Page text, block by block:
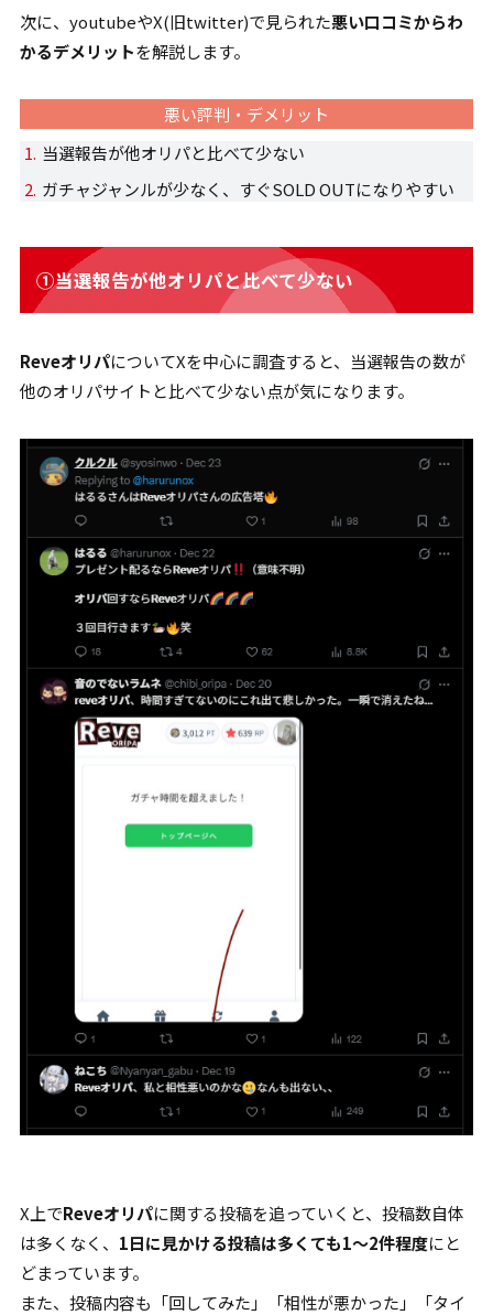
次に、youtubeやX(旧twitter)で見られた悪い口コミからわ
かるデメリットを解説します。
悪い評判・デメリット
当選報告が他オリパと比べて少ない
ガチャジャンルが少なく、すぐSOLD OUTになりやすい
①当選報告が他オリパと比べて少ない
ReveオリパについてXを中心に調査すると、当選報告の数が
他のオリパサイトと比べて少ない点が気になります。
X上でReveオリパに関する投稿を追っていくと、投稿数自体
は多くなく、 1日に見かける投稿は多くても1〜2件程度にと
どまっています。
また、投稿内容も「回してみた」「相性が悪かった」「タイ